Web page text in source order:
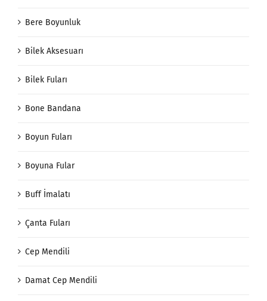
Bere Boyunluk
Bilek Aksesuarı
Bilek Fuları
Bone Bandana
Boyun Fuları
Boyuna Fular
Buff İmalatı
Çanta Fuları
Cep Mendili
Damat Cep Mendili